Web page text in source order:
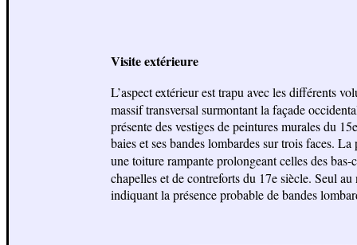
Visite extérieure
L’aspect extérieur est trapu avec les différents
massif transversal surmontant la façade
présente des vestiges de peintures murales du
baies et ses bandes lombardes sur trois faces.
une toiture rampante prolongeant celles des
chapelles et de contreforts du 17e siècle. Seul
indiquant la présence probable de bandes